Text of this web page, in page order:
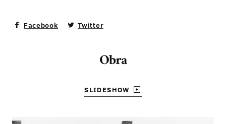
Facebook Twitter
Obra
SLIDESHOW